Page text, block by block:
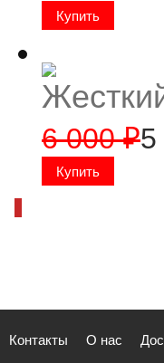
6 000₽5
Контакты О нас